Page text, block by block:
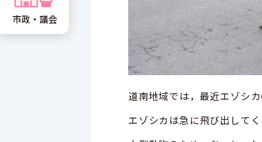
道南地域では，最近エゾシ
エゾシカは急に飛び出してく
市政・議会